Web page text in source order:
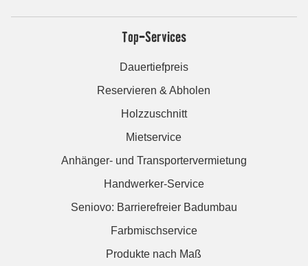
Top-Services
Dauertiefpreis
Reservieren & Abholen
Holzzuschnitt
Mietservice
Anhänger- und Transportervermietung
Handwerker-Service
Seniovo: Barrierefreier Badumbau
Farbmischservice
Produkte nach Maß